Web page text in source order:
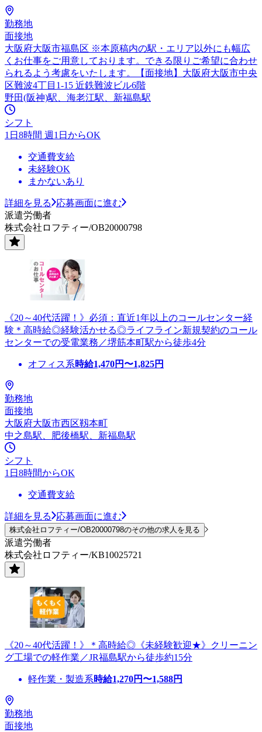
勤務地
面接地
大阪府大阪市福島区 ※本原稿内の駅・エリア以外にも幅広
くお仕事をご用意しております。できる限りご希望に合わせ
られるよう考慮をいたします。【面接地】大阪府大阪市中央
区難波4丁目1-15 近鉄難波ビル6階
野田(阪神)駅、海老江駅、新福島駅
シフト
1日8時間 週1日からOK
交通費支給
未経験OK
まかないあり
詳細を見る
応募画面に進む
派遣労働者
株式会社ロフティー/OB20000798
《20～40代活躍！》必須：直近1年以上のコールセンター経
験＊高時給◎経験活かせる◎ライフライン新規契約のコール
センターでの受電業務／堺筋本町駅から徒歩4分
オフィス系時給1,470円〜1,825円
勤務地
面接地
大阪府大阪市西区靱本町
中之島駅、肥後橋駅、新福島駅
シフト
1日8時間からOK
交通費支給
詳細を見る 応募画面に進む
株式会社ロフティー/OB20000798のその他の求人を見る
派遣労働者
株式会社ロフティー/KB10025721
《20～40代活躍！》＊高時給◎《未経験歓迎★》クリーニン
グ工場での軽作業／JR福島駅から徒歩約15分
軽作業・製造系時給1,270円〜1,588円
勤務地
面接地